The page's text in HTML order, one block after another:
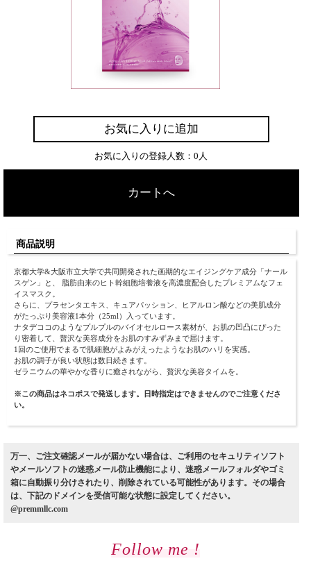
お気に入りに追加
お気に入りの登録人数：0人
カートへ
商品説明
京都大学&大阪市立大学で共同開発された画期的なエイジングケア成分「ナール
スゲン」と、 脂肪由来のヒト幹細胞培養液を高濃度配合したプレミアムなフェ
イスマスク。
さらに、プラセンタエキス、キュアパッション、ヒアルロン酸などの美肌成分
がたっぷり美容液1本分（25ml）入っています。
ナタデココのようなプルプルのバイオセルロース素材が、お肌の凹凸にぴった
り密着して、贅沢な美容成分をお肌のすみずみまで届けます。
1回のご使用でまるで肌細胞がよみがえったようなお肌のハリを実感。
お肌の調子が良い状態は数日続きます。
ゼラニウムの華やかな香りに癒されながら、贅沢な美容タイムを。
※この商品はネコポスで発送します。日時指定はできませんのでご注意くださ
い。
万一、ご注文確認メールが届かない場合は、ご利用のセキュリティソフト
やメールソフトの迷惑メール防止機能により、迷惑メールフォルダやゴミ
箱に自動振り分けされたり、削除されている可能性があります。その場合
は、下記のドメインを受信可能な状態に設定してください。
@premmllc.com
Follow me !